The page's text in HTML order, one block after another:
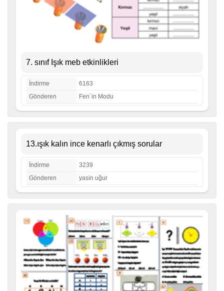
7. sınıf Işık meb etkinlikleri
İndirme
6163
Gönderen
Fen`in Modu
13.ışık kalın ince kenarlı çıkmış sorular
İndirme
3239
Gönderen
yasin uğur